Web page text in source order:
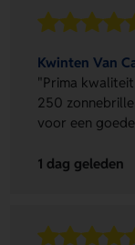
Kwinten Van
"Prima
250
voor een
1 dag geleden